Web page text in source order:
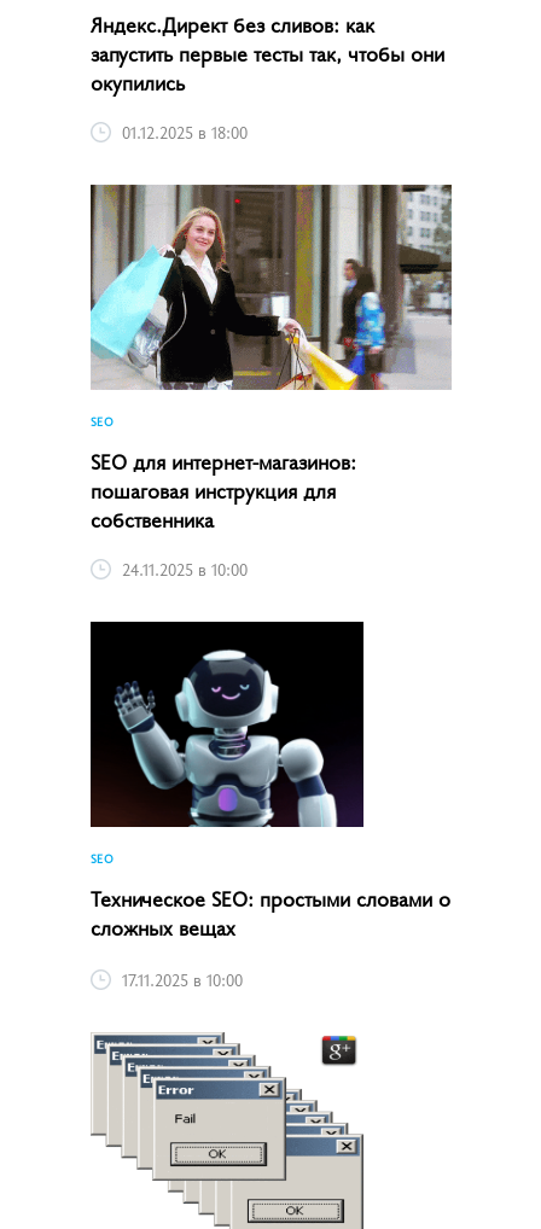
Яндекс.Директ без сливов: как
запустить первые тесты так, чтобы они
окупились
01.12.2025 в 18:00
SEO
SEO для интернет-магазинов:
пошаговая инструкция для
собственника
24.11.2025 в 10:00
SEO
Техническое SEO: простыми словами о
сложных вещах
17.11.2025 в 10:00